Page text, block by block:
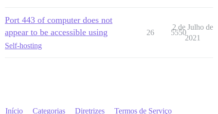
Port 443 of computer does not
appear to be accessible using
Self-hosting
26 5550
2 de Julho de
2021
Início Categorias Diretrizes Termos de Serviço